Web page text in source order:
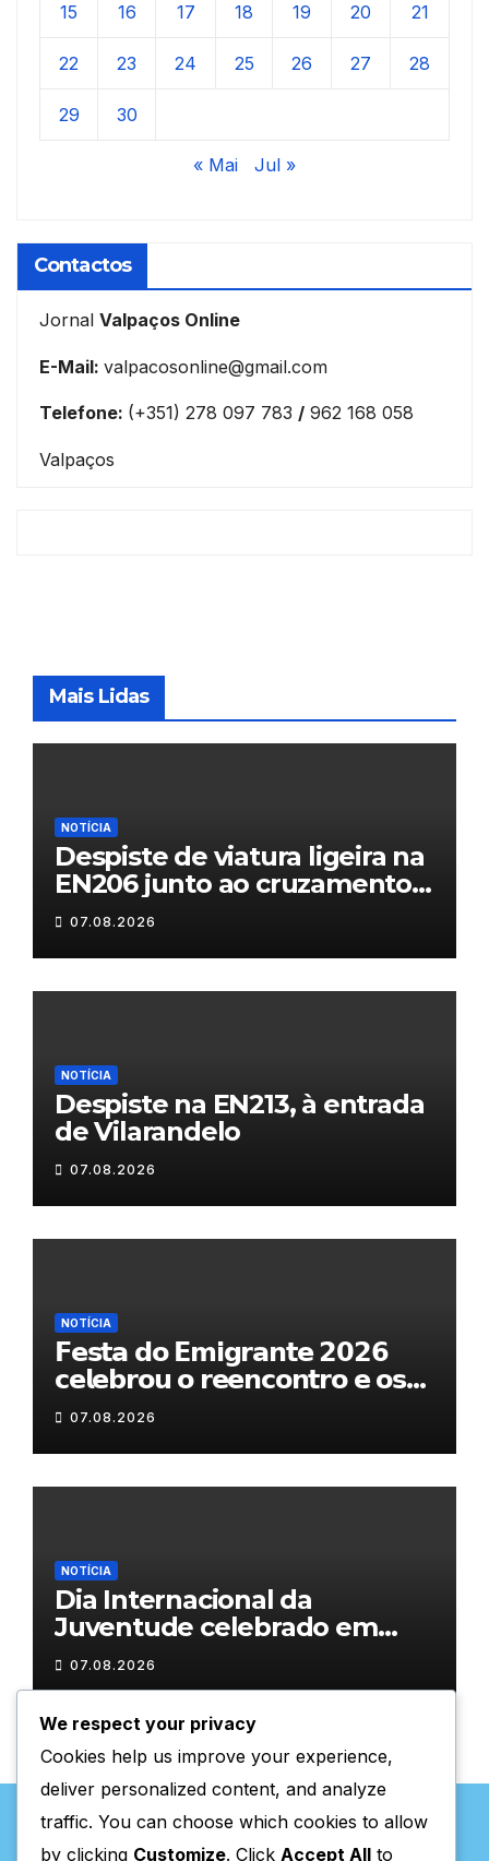
15 16 17 18 19 20 21
22 23 24 25 26 27 28
29 30
« Mai Jul »
Contactos
Jornal Valpaços Online
E-Mail: valpacosonline@gmail.com
Telefone: (+351) 278 097 783 / 962 168 058
Valpaços
Mais Lidas
NOTÍCIA
Despiste de viatura ligeira na
EN206 junto ao cruzamento
Fornos do Pinhal
07.08.2026
NOTÍCIA
Despiste na EN213, à entrada
de Vilarandelo
07.08.2026
NOTÍCIA
𝗙𝗲𝘀𝘁𝗮 𝗱𝗼 𝗘𝗺𝗶𝗴𝗿𝗮𝗻𝘁𝗲 𝟮𝟬𝟮𝟲
𝗰𝗲𝗹𝗲𝗯𝗿𝗼𝘂 𝗼 𝗿𝗲𝗲𝗻𝗰𝗼𝗻𝘁𝗿𝗼 𝗲 𝗼𝘀
𝗹𝗮𝗰̧𝗼𝘀 𝗾𝘂𝗲 𝘂𝗻𝗲𝗺 𝗠𝘂𝗿𝗰̧𝗮
07.08.2026
NOTÍCIA
Dia Internacional da
Juventude celebrado em
Chaves com atividades
gratuitas
07.08.2026
We respect your privacy
Cookies help us improve your experience,
deliver personalized content, and analyze
traffic. You can choose which cookies to allow
by clicking Customize. Click Accept All to